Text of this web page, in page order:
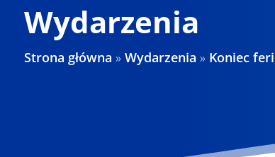
Wydarzenia
Strona główna »Wydarzenia » Koniec